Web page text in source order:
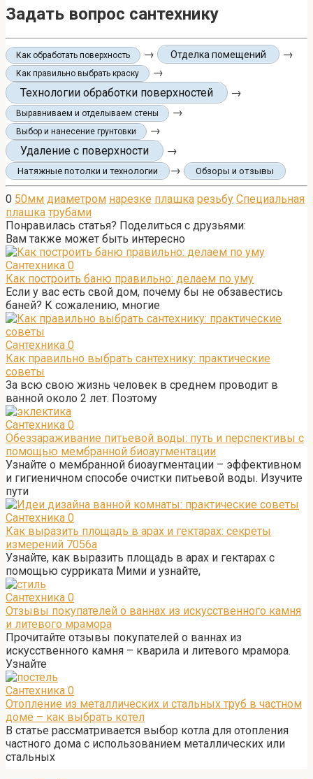
Задать вопрос сантехнику
Как обработать поверхность → Отделка помещений →
Как правильно выбрать краску
→
Технологии обработки поверхностей
→
Выравниваем и отделываем стены →
Выбор и нанесение грунтовки
→
Удаление с поверхности
→
Натяжные потолки и технологии → Обзоры и отзывы
0 50мм диаметром нарезке плашка резьбу Специальная
плашка трубами
Понравилась статья? Поделиться с друзьями:
Вам также может быть интересно
Сантехника 0
Как построить баню правильно: делаем по уму
Если у вас есть свой дом, почему бы не обзавестись
баней? К сожалению, многие
Сантехника 0
Как правильно выбрать сантехнику: практические
советы
За всю свою жизнь человек в среднем проводит в
ванной около 2 лет. Поэтому
Сантехника 0
Обеззараживание питьевой воды: путь и перспективы с
помощью мембранной биоаугментации
Узнайте о мембранной биоаугментации – эффективном
и гигиеничном способе очистки питьевой воды. Изучите
пути
Сантехника 0
Как выразить площадь в арах и гектарах: секреты
измерений 7056а
Узнайте, как выразить площадь в арах и гектарах с
помощью сурриката Мими и узнайте,
Сантехника 0
Отзывы покупателей о ваннах из искусственного камня
и литевого мрамора
Прочитайте отзывы покупателей о ваннах из
искусственного камня – кварила и литевого мрамора.
Узнайте
Сантехника 0
Отопление из металлических и стальных труб в частном
доме – как выбрать котел
В статье рассматривается выбор котла для отопления
частного дома с использованием металлических или
стальных